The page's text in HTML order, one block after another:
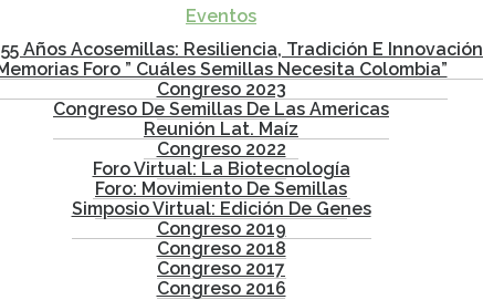
Eventos
Años Acosemillas: Resiliencia, Tradición E Innovación
Foro ” Cuáles Semillas Necesita Colombia”
Congreso 2023
Congreso De Semillas De Las Americas
Reunión Lat. Maíz
Congreso 2022
Foro Virtual: La Biotecnología
Foro: Movimiento De Semillas
Simposio Virtual: Edición De Genes
Congreso 2019
Congreso 2018
Congreso 2017
Congreso 2016